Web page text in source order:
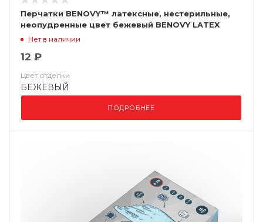
Перчатки BENOVY™ латексные, нестерильные,
неопудренные цвет бежевый BENOVY LATEX
CHLORINATED
Нет в наличии
12 ₽
Цвет отделки
БЕЖЕВЫЙ
ПОДРОБНЕЕ